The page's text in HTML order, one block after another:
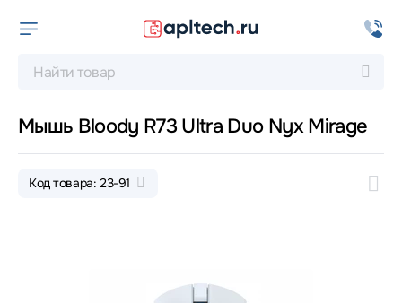
Мышь Bloody R73 Ultra Duo Nyx Mirage
Код товара: 23-91